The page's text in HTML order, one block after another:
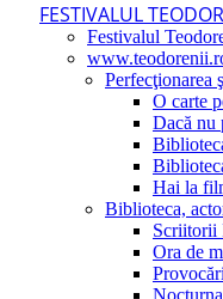
FESTIVALUL
Festivalul
Perfecţionarea
O carte
Dacă nu
Hai la
Biblioteca,
Scriitorii
Ora de